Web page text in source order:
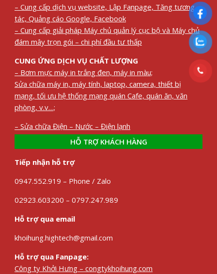
– Cung cấp dịch vụ website, Lập Fanpage, Tăng tương
tác, Quảng cáo Google, Facebook
– Cung cấp giải pháp Máy chủ quản lý cục bộ và Máy chủ
đám mây trọn gói – chi phí đầu tư thấp
CUNG ỨNG DỊCH VỤ CHẤT LƯỢNG
– Bơm mực máy in trắng đen, máy in màu;
Sửa chữa máy in, máy tính, laptop, camera, thiết bị
mạng, tối ưu hệ thống mạng quán Cafe, quán ăn, văn
phòng, v.v…;
– Sửa chữa Điện – Nước – Điện lạnh
HỖ TRỢ KHÁCH HÀNG
Tiếp nhận hỗ trợ
0947.552.919 – Phone / Zalo
02923.603200 – 0797.247.989
Hỗ trợ qua email
khoihung.hightech@gmail.com
Hỗ trợ qua Fanpage:
Công ty Khởi Hưng – congtykhoihung.com